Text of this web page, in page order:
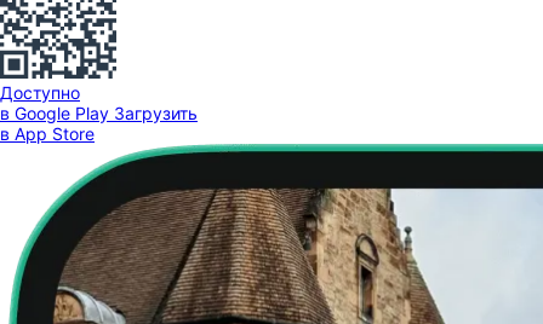
Доступно
в Google Play Загрузить
в App Store